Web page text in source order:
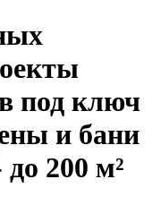
под ключ
и бани
до 200 м²